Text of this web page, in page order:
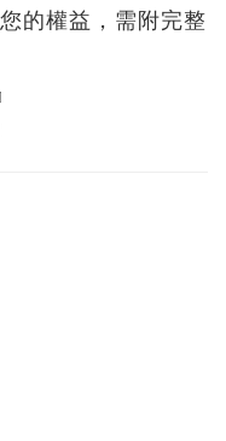
的權益，需附完整